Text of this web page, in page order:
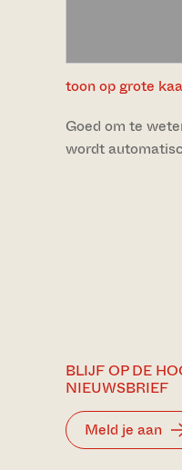
toon op grote
Goed om te
wordt
BLIJF OP DE
NIEUWSBRIEF
Meld je aan